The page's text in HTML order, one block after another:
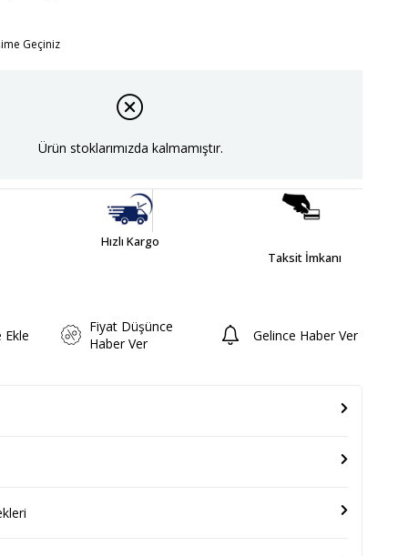
Geçiniz
Ürün stoklarımızda kalmamıştır.
Hızlı Kargo
Taksit İmkanı
Ekle
Fiyat Düşünce
Haber Ver
Gelince Haber Ver